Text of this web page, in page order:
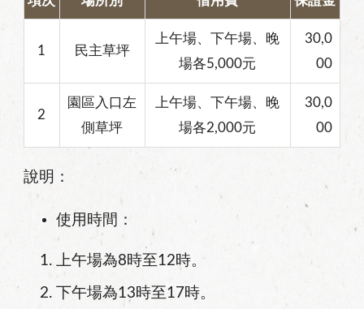
1 民主草坪
上午場、下午場、晚
場各5,000元
30,0
00
2
園區入口左
側草坪
上午場、下午場、晚
場各2,000元
30,0
00
說明：
使用時間：
上午場為8時至12時。
下午場為13時至17時。